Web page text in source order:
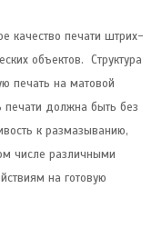
качество печати штрих-
объектов. Структура
печать на матовой
печати должна быть без
к размазыванию,
числе различными
на готовую